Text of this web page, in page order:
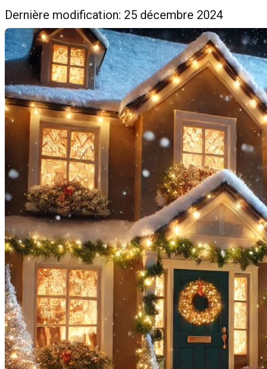
Dernière modification: 25 décembre 2024